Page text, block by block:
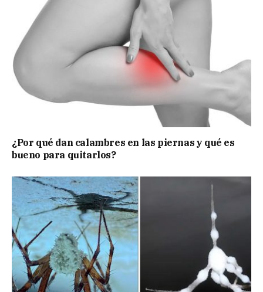
¿Por qué dan calambres en las piernas y qué es
bueno para quitarlos?